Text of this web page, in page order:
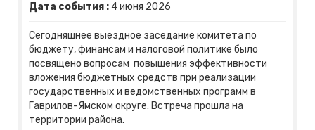
Дата события : 4июня 2026
Сегодняшнее выездное заседание комитета по
бюджету, финансам и налоговой политике было
посвящено вопросам повышения эффективности
вложения бюджетных средств при реализации
государственных и ведомственных программ в
Гаврилов-Ямском округе. Встреча прошла на
территории района.